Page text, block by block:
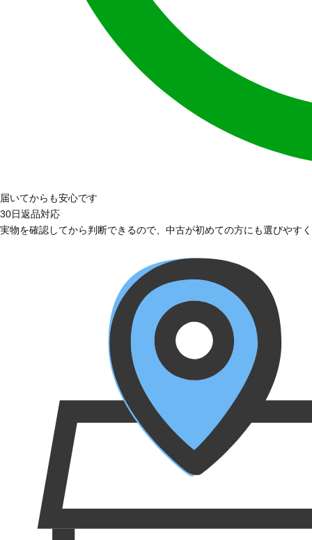
届いてからも安心です
30日返品対応
実物を確認してから判断できるので、中古が初めての方にも選びやす